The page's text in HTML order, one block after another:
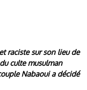
raciste sur son lieu de
culte musulman
Nabaoui a décidé